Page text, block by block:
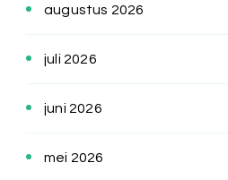
augustus 2026
juli 2026
juni 2026
mei 2026